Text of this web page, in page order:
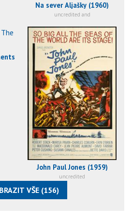
Na sever Aljašky (1960)
uncredited and
John Paul Jones (1959)
uncredited
VŠE (156)